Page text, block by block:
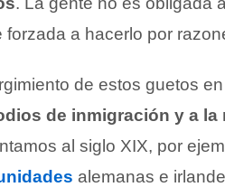
forzada a hacerlo por
de estos guetos
de inmigración y a
al siglo XIX, por
alemanas e